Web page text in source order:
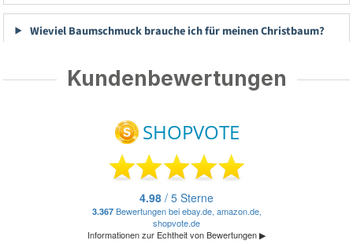
Wieviel Baumschmuck brauche ich für meinen Christbaum?
Kundenbewertungen